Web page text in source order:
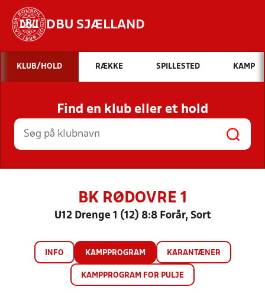
DBU SJÆLLAND
Hvad vil du søge efter?
INDHOLD OG NYHEDER
STILLINGER, RESULTATER, KLUBBER OG
HOLD
KLUB/HOLD RÆKKE SPILLESTED KAMP
Find en klub eller et hold
BK RØDOVRE 1
U12 Drenge 1 (12) 8:8 Forår, Sort
INFO KAMPPROGRAM KARANTÆNER
KAMPPROGRAM FOR PULJE